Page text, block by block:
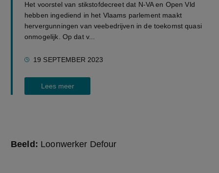
Het voorstel van stikstofdecreet dat N-VA en Open Vld
hebben ingediend in het Vlaams parlement maakt
hervergunningen van veebedrijven in de toekomst quasi
onmogelijk. Op dat v...
19 SEPTEMBER 2023
Lees meer
Beeld: Loonwerker Defour